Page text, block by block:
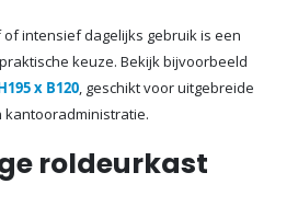
intensief dagelijks gebruik is een
keuze. Bekijk bijvoorbeeld
x B120, geschikt voor uitgebreide
roldeurkast